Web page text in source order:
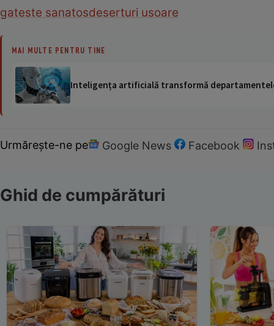
gateste sanatosdeserturi usoare
MAI MULTE PENTRU TINE
Inteligența artificială transformă
Urmărește-ne pe Google News Facebook
Ghid de cumpărături